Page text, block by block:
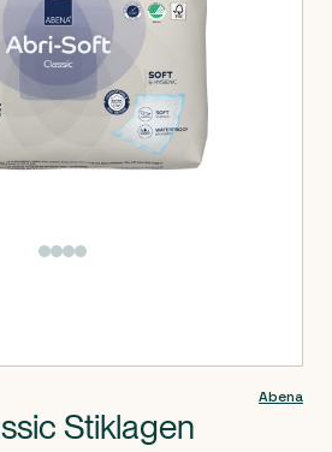
Abena
Stiklagen